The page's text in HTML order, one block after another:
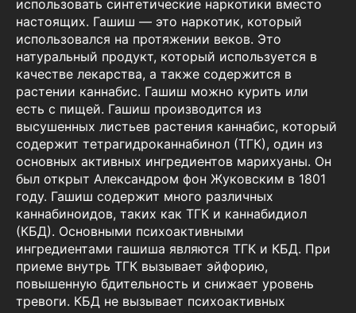
использовать синтетические наркотики вместо
настоящих. Гашиш — это наркотик, который
использовался на протяжении веков. Это
натуральный продукт, который используется в
качестве лекарства, а также содержится в
растении каннабис. Гашиш можно курить или
есть с пищей. Гашиш производится из
высушенных листьев растения каннабис, который
содержит тетрагидроканнабинол (ТГК), один из
основных активных ингредиентов марихуаны. Он
был открыт Александром фон Жуковским в 1801
году. Гашиш содержит много различных
каннабиноидов, таких как ТГК и каннабидиол
(КБД). Основными психоактивными
ингредиентами гашиша являются ТГК и КБД. При
приеме внутрь ТГК вызывает эйфорию,
повышенную бдительность и снижает уровень
тревоги. КБД не вызывает психоактивных